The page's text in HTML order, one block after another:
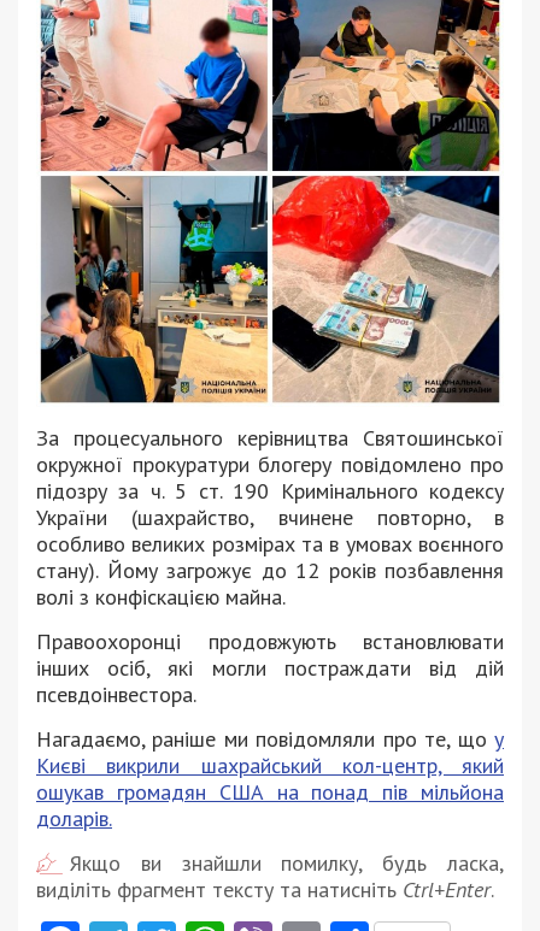
За процесуального керівництва Святошинської
окружної прокуратури блогеру повідомлено про
підозру за ч. 5 ст. 190 Кримінального кодексу
України (шахрайство, вчинене повторно, в
особливо великих розмірах та в умовах воєнного
стану). Йому загрожує до 12 років позбавлення
волі з конфіскацією майна.
Правоохоронці продовжують встановлювати
інших осіб, які могли постраждати від дій
псевдоінвестора.
Нагадаємо, раніше ми повідомляли про те, що у
Києві викрили шахрайський кол-центр, який
ошукав громадян США на понад пів мільйона
доларів.
Якщо ви знайшли помилку, будь ласка,
виділіть фрагмент тексту та натисніть Ctrl+Enter.